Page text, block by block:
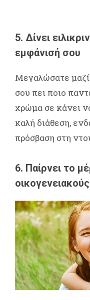
5. Δίνει
εμφάνισή σου
Μεγαλώσατε μαζί
σου πει ποιο
χρώμα σε κάνει
καλή διάθεση,
πρόσβαση στη
6. Παίρνει το